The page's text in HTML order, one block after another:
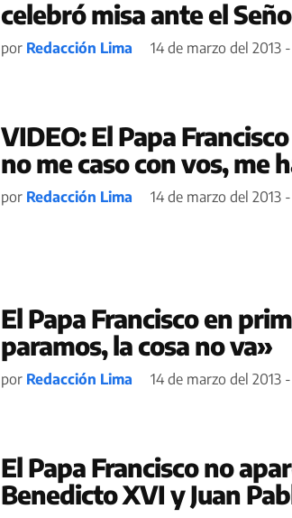
celebró misa ante el
por Redacción Lima 14 de marzo del 2013
VIDEO: El Papa
no me caso con vos, me
por Redacción Lima 14 de marzo del 2013
El Papa Francisco en
paramos, la cosa no va»
por Redacción Lima 14 de marzo del 2013
El Papa Francisco no
Benedicto XVI y Juan